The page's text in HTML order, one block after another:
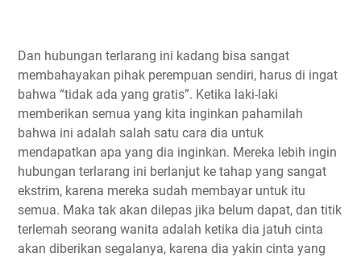
Dan hubungan terlarang ini kadang bisa sangat
membahayakan pihak perempuan sendiri, harus di ingat
bahwa “tidak ada yang gratis”. Ketika laki-laki
memberikan semua yang kita inginkan pahamilah
bahwa ini adalah salah satu cara dia untuk
mendapatkan apa yang dia inginkan. Mereka lebih ingin
hubungan terlarang ini berlanjut ke tahap yang sangat
ekstrim, karena mereka sudah membayar untuk itu
semua. Maka tak akan dilepas jika belum dapat, dan titik
terlemah seorang wanita adalah ketika dia jatuh cinta
akan diberikan segalanya, karena dia yakin cinta yang